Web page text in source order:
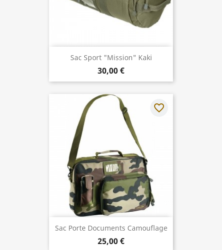
Sac Sport "Mission" Kaki
30,00 €
Sac Porte Documents Camouflage
25,00 €
favorite_border